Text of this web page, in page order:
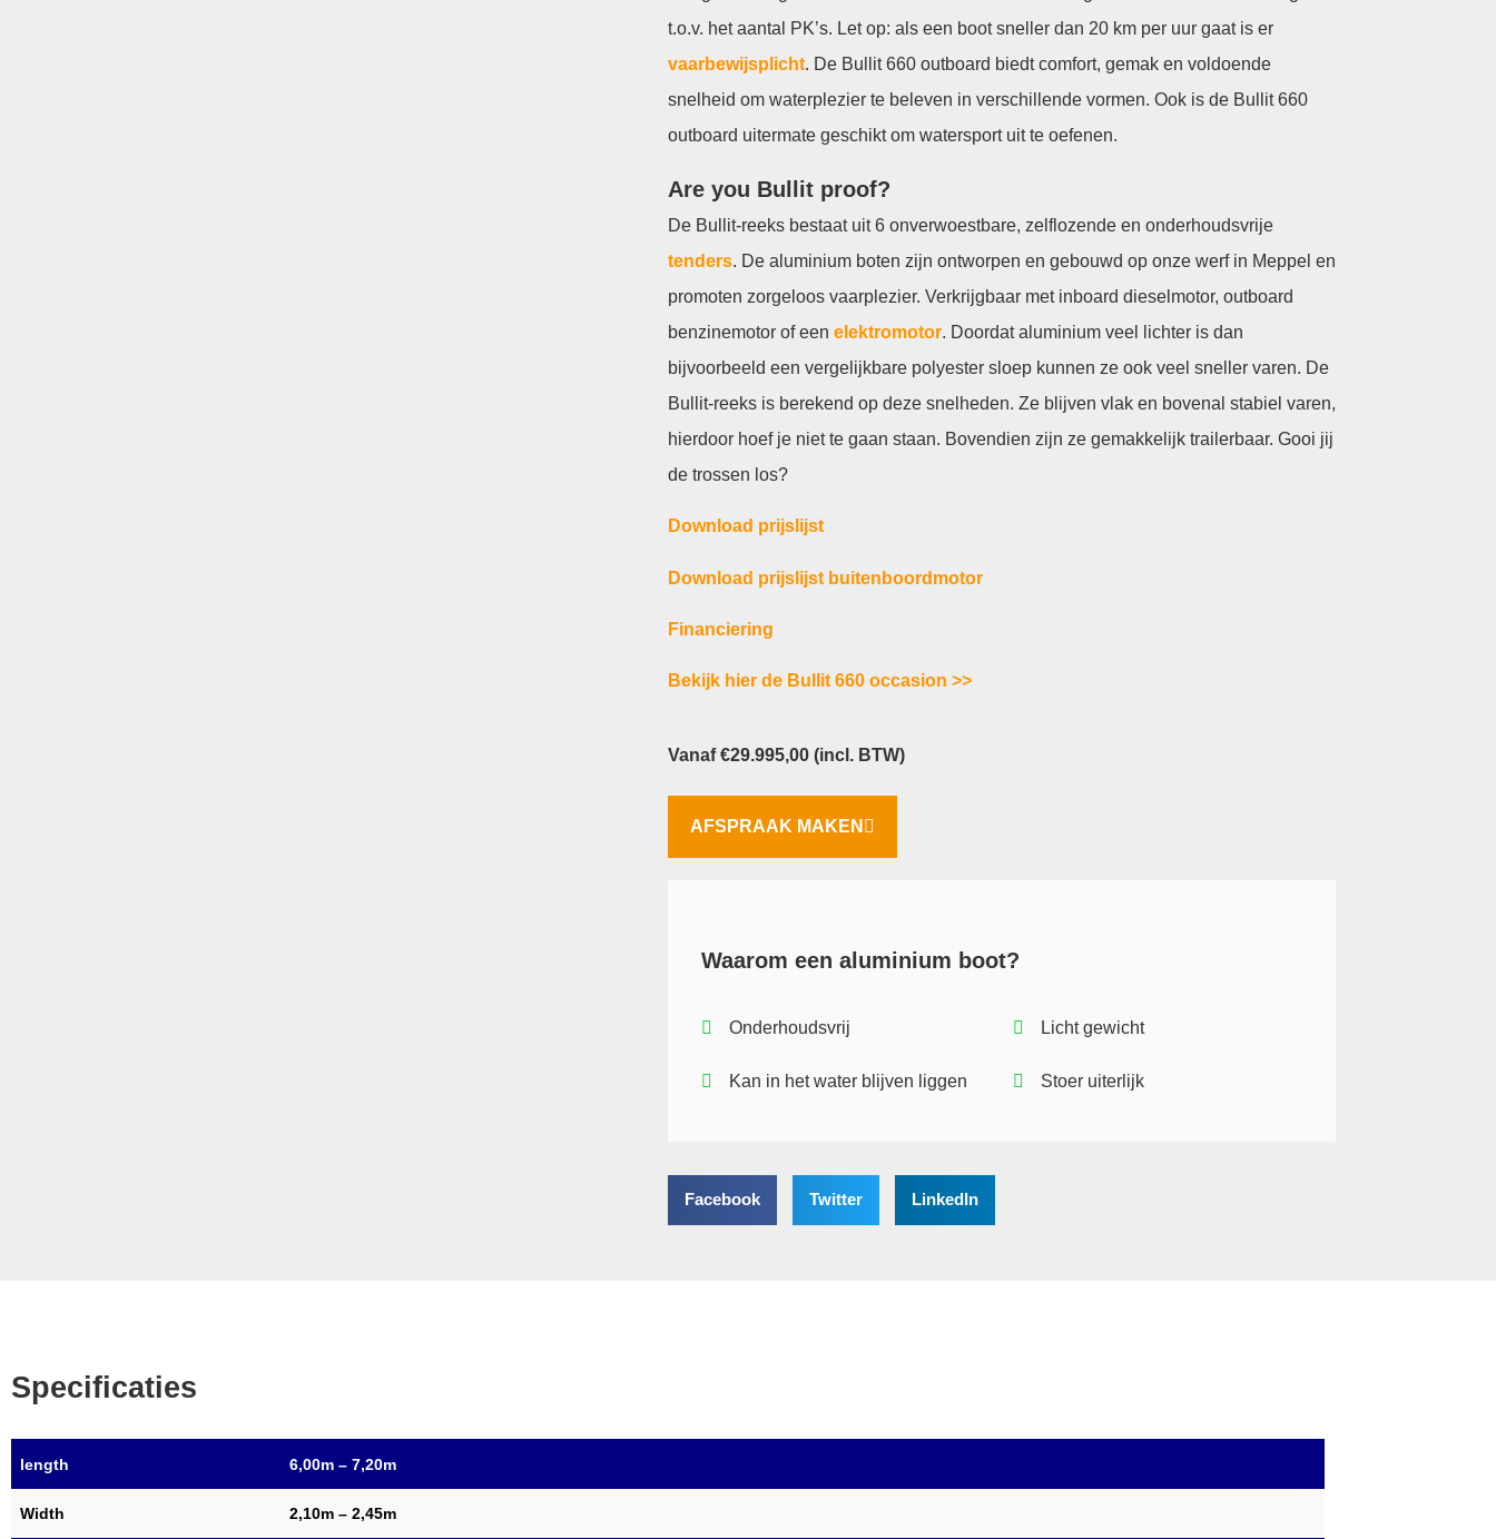
t.o.v. het aantal PK’s. Let op: als een boot sneller dan 20 km per uur gaat is er
vaarbewijsplicht. De Bullit 660 outboard biedt comfort, gemak en voldoende
snelheid om waterplezier te beleven in verschillende vormen. Ook is de Bullit 660
outboard uitermate geschikt om watersport uit te oefenen.
Are you Bullit proof?
De Bullit-reeks bestaat uit 6 onverwoestbare, zelflozende en onderhoudsvrije
tenders. De aluminium boten zijn ontworpen en gebouwd op onze werf in Meppel en
promoten zorgeloos vaarplezier. Verkrijgbaar met inboard dieselmotor, outboard
benzinemotor of een elektromotor. Doordat aluminium veel lichter is dan
bijvoorbeeld een vergelijkbare polyester sloep kunnen ze ook veel sneller varen. De
Bullit-reeks is berekend op deze snelheden. Ze blijven vlak en bovenal stabiel varen,
hierdoor hoef je niet te gaan staan. Bovendien zijn ze gemakkelijk trailerbaar. Gooi jij
de trossen los?
Download prijslijst
Download prijslijst buitenboordmotor
Financiering
Bekijk hier de Bullit 660 occasion >>
Vanaf€29.995,00 (incl. BTW)
AFSPRAAK MAKEN
Waarom een aluminium boot?
Onderhoudsvrij
Kan in het water blijven liggen
Licht gewicht
Stoer uiterlijk
Facebook Twitter LinkedIn
Specificaties
length 6,00m – 7,20m
Width 2,10m – 2,45m